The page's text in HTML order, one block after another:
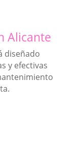
Alicante
diseñado
y efectivas